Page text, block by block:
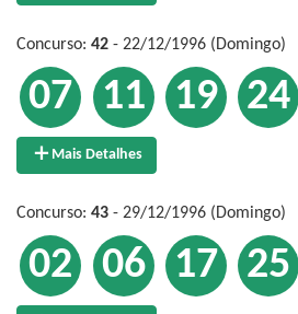
Concurso: 42 - 22/12/1996 (Domingo)
07 11 19 24
Mais Detalhes
Concurso: 43 - 29/12/1996 (Domingo)
02 06 17 25